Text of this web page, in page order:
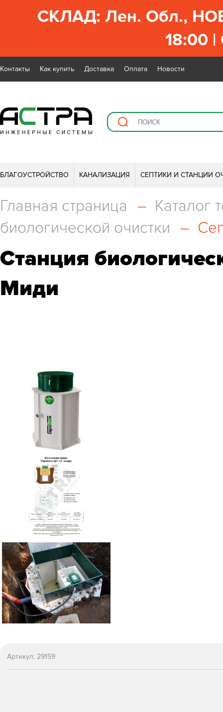
СКЛАД: Лен. Обл.,
18:00
Контакты Как купить Доставка Оплата Новости
БЛАГОУСТРОЙСТВО КАНАЛИЗАЦИЯ СЕПТИКИ И СТАНЦИИ
Главная страница – Каталог
биологической очистки –
Станция
Миди
Артикул: 29159